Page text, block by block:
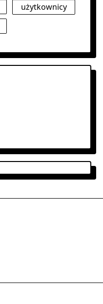
użytkownicy